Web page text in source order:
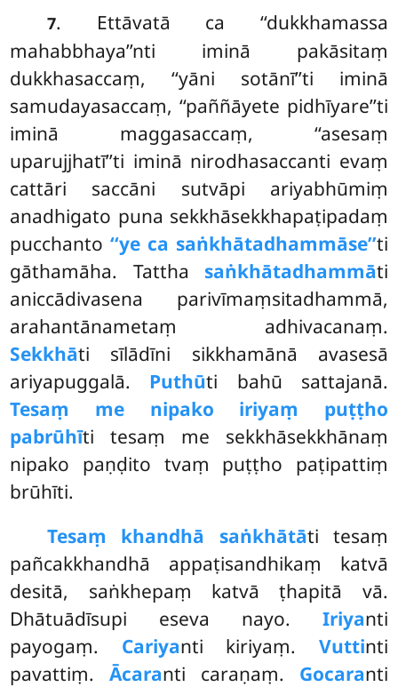
7. Ettāvatā ca ‘‘dukkhamassa
mahabbhaya’’nti iminā pakāsitaṃ
dukkhasaccaṃ, ‘‘yāni sotānī’’ti iminā
samudayasaccaṃ, ‘‘paññāyete pidhīyare’’ti
iminā maggasaccaṃ, ‘‘asesaṃ
uparujjhatī’’ti iminā nirodhasaccanti evaṃ
cattāri saccāni sutvāpi ariyabhūmiṃ
anadhigato puna sekkhāsekkhapaṭipadaṃ
pucchanto‘‘ye ca saṅkhātadhammāse’’ti
gāthamāha. Tattha saṅkhātadhammāti
aniccādivasena parivīmaṃsitadhammā,
arahantānametaṃ adhivacanaṃ.
Sekkhāti sīlādīni sikkhamānā avasesā
ariyapuggalā. Puthūti bahū sattajanā.
Tesaṃ me nipako iriyaṃ puṭṭho
pabrūhīti tesaṃ me sekkhāsekkhānaṃ
nipako paṇḍito tvaṃ puṭṭho paṭipattiṃ
brūhīti.
Tesaṃ khandhā saṅkhātāti tesaṃ
pañcakkhandhā appaṭisandhikaṃ katvā
desitā, saṅkhepaṃ katvā ṭhapitā vā.
Dhātuādīsupi eseva nayo. Iriyanti
payogaṃ. Cariyanti kiriyaṃ. Vuttinti
pavattiṃ.Ācaranti caraṇaṃ. Gocaranti